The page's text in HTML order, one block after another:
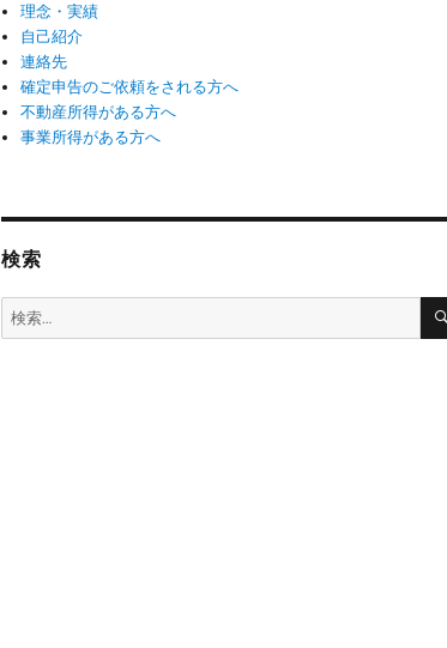
理念・実績
自己紹介
連絡先
確定申告のご依頼をされる方へ
不動産所得がある方へ
事業所得がある方へ
検索
検
索: